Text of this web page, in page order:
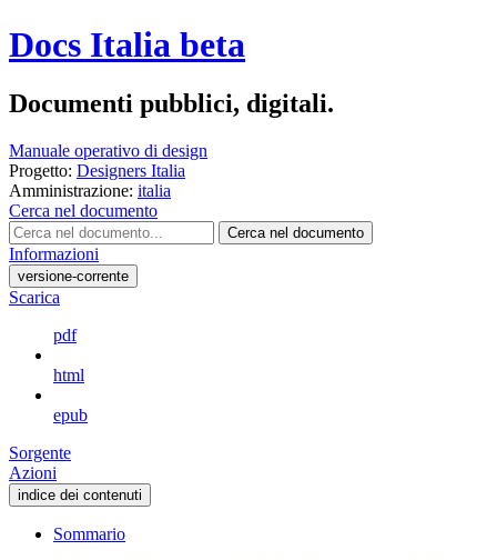
Docs Italia beta
Documenti pubblici, digitali.
Manuale operativo di design
Progetto: Designers Italia
Amministrazione: italia
Cerca nel documento
Cerca nel documento
Informazioni
versione-corrente
Scarica
pdf
html
epub
Sorgente
Azioni
indice dei contenuti
Sommario